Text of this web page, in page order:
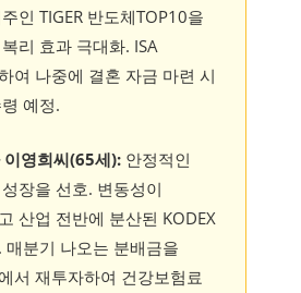
인 TIGER 반도체TOP10을
리 효과 극대화. ISA
여 나중에 결혼 자금 마련 시
예정.
영희씨(65세): 안정적인
장을 선호. 변동성이
산업 전반에 분산된 KODEX
매분기 나오는 분배금을
서 재투자하여 건강보험료